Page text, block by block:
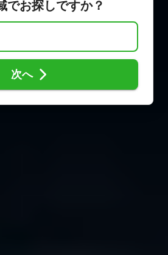
でお探しですか？
次へ